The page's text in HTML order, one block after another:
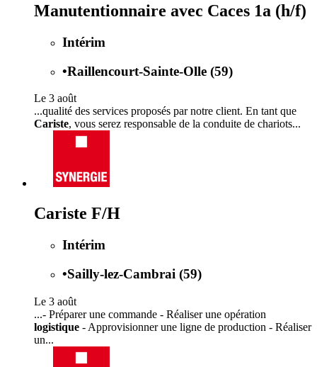
Manutentionnaire avec Caces 1a (h/f)
Intérim
•Raillencourt-Sainte-Olle (59)
Le 3 août
...qualité des services proposés par notre client. En tant que
Cariste, vous serez responsable de la conduite de chariots...
Cariste F/H
Intérim
•Sailly-lez-Cambrai (59)
Le 3 août
...- Préparer une commande - Réaliser une opération
logistique - Approvisionner une ligne de production - Réaliser
un...